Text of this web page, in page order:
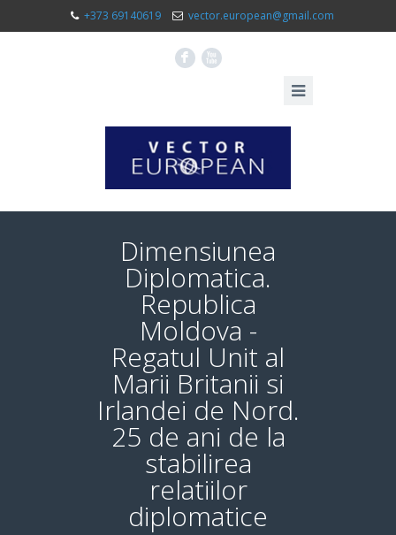
+373 69140619 vector.european@gmail.com
F X
Dimensiunea
Diplomatica.
Republica
Moldova -
Regatul Unit al
Marii Britanii si
Irlandei de Nord.
25 de ani de la
stabilirea
relatiilor
diplomatice